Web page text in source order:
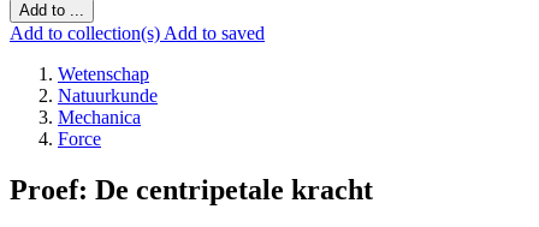
Add to ...
Add to collection(s) Add to saved
Wetenschap
Natuurkunde
Mechanica
Force
Proef: De centripetale kracht